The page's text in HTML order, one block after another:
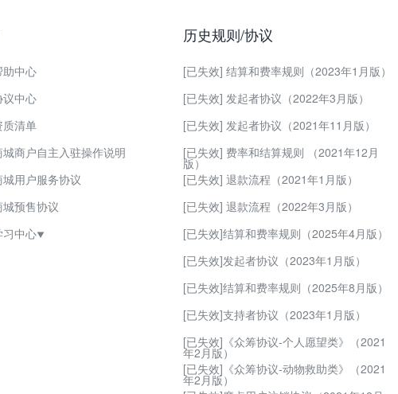
中心
中心
清单
城商户自主入驻操作说明
城用户服务协议
城预售协议
中心
历史规则/协议
[已失效] 结算和费率规则（2023年1月版）
[已失效] 发起者协议（2022年3月版）
[已失效] 发起者协议（2021年11月版）
[已失效] 费率和结算规则 （2021年12月
版）
[已失效] 退款流程（2021年1月版）
[已失效] 退款流程（2022年3月版）
[已失效]结算和费率规则（2025年4月版）
[已失效]发起者协议（2023年1月版）
[已失效]结算和费率规则（2025年8月版）
[已失效]支持者协议（2023年1月版）
[已失效]《众筹协议-个人愿望类》（2021
年2月版）
[已失效]《众筹协议-动物救助类》（2021
年2月版）